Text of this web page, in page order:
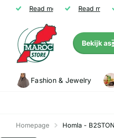
Gratis verzending vanaf €
Read more Niet
Read more
Bekijk
Fashion & Jewelry
Homepage Homla -